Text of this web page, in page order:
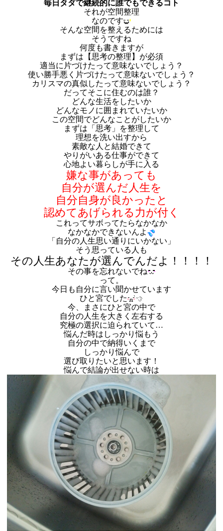
毎日タダで継続的に誰でもできるコト
それが空間整理
なのです
そんな空間を整えるためには
そうですね
何度も書きますが
まずは【思考の整理】が必須
適当に片づけたって意味ないでしょう？
使い勝手悪く片づけたって意味ないでしょう？
カリスマの真似したって意味ないでしょう？
だってそこに住むのは誰？
どんな生活をしたいか
どんなモノに囲まれていたいか
この空間でどんなことがしたいか
まずは「思考」を整理して
理想を洗い出すから
素敵な人と結婚できて
やりがいある仕事ができて
心地よい暮らしが手に入る
嫌な事があっても
自分が選んだ人生を
自分自身が良かったと
認めてあげられる力が付く
これってサボってたらなかなか
なかなかできないんよ
「自分の人生思い通りにいかない」
そう思っている人も
その人生あなたが選んでんだよ！！！！
その事を忘れないでね
って。
今日も自分に言い聞かせています
ひと宮でした
今、まさにひと宮の中で
自分の人生を大きく左右する
究極の選択に迫られていて…
悩んだ時はしっかり悩もう
自分の中で納得いくまで
しっかり悩んで
選び取りたいと思います！
悩んで結論が出せない時は